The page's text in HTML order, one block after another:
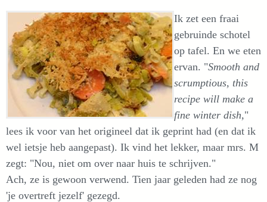
Ik zet een fraai
gebruinde schotel
op tafel. En we eten
ervan. "Smooth and
scrumptious, this
recipe will make a
fine winter dish,"
lees ik voor van het origineel dat ik geprint had (en dat ik
wel ietsje heb aangepast). Ik vind het lekker, maar mrs. M
zegt: "Nou, niet om over naar huis te schrijven."
Ach, ze is gewoon verwend. Tien jaar geleden had ze nog
'je overtreft jezelf' gezegd.